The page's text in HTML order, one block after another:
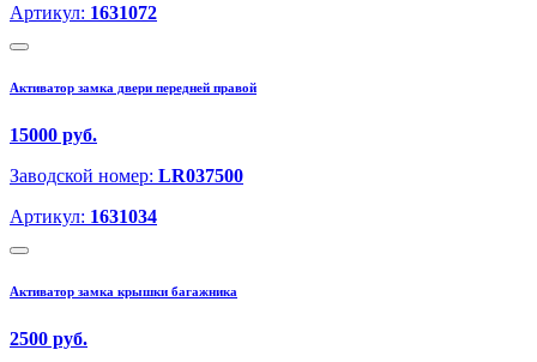
Артикул: 1631072
Активатор замка двери передней правой
15000 руб.
Заводской номер: LR037500
Артикул: 1631034
Активатор замка крышки багажника
2500 руб.